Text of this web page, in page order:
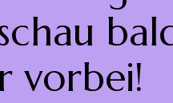
vorbei!